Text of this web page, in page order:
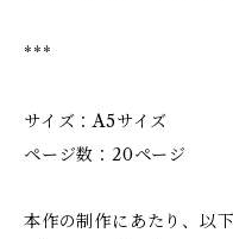
***
サイズ：A5サイズ
ページ数：20ページ
本作の制作にあたり、以